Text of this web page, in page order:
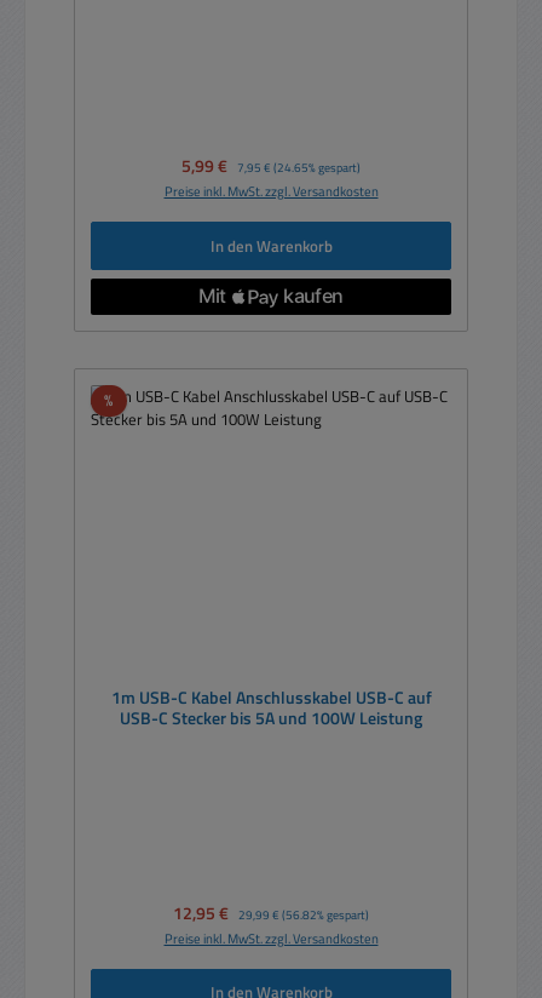
Verkaufspreis:
5,99 € Regulärer Preis:
7,95 € (24.65% gespart)
Preise inkl. MwSt. zzgl. Versandkosten
In den Warenkorb
%Rabatt
1m USB-C Kabel Anschlusskabel USB-C auf
USB-C Stecker bis 5A und 100W Leistung
Verkaufspreis:
12,95 € Regulärer Preis:
29,99 € (56.82% gespart)
Preise inkl. MwSt. zzgl. Versandkosten
In den Warenkorb